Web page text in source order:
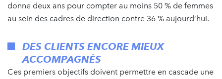
donne deux ans pour compter au moins 50 % de femmes
au sein des cadres de direction contre 36 % aujourd’hui.
DES CLIENTS ENCORE MIEUX
ACCOMPAGNÉS
Ces premiers objectifs doivent permettre en cascade une